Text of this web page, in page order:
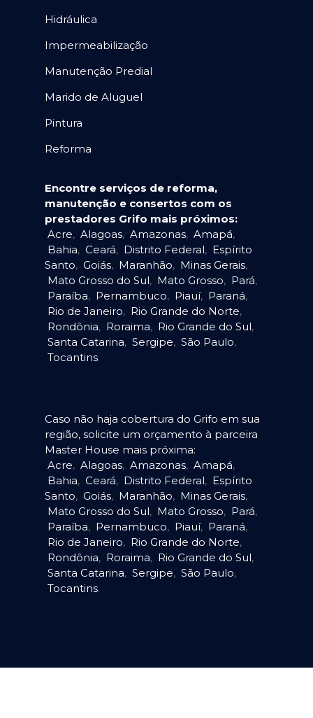
Hidráulica
Impermeabilização
Manutenção Predial
Marido de Aluguel
Pintura
Reforma
Encontre serviços de reforma,
manutenção e consertos com os
prestadores Grifo mais próximos:
Acre, Alagoas, Amazonas, Amapá,
Bahia, Ceará, Distrito Federal, Espírito
Santo, Goiás, Maranhão, Minas Gerais,
Mato Grosso do Sul, Mato Grosso, Pará,
Paraíba, Pernambuco, Piauí, Paraná,
Rio de Janeiro, Rio Grande do Norte,
Rondônia, Roraima, Rio Grande do Sul,
Santa Catarina, Sergipe, São Paulo,
Tocantins.
Caso não haja cobertura do Grifo em sua
região, solicite um orçamento à parceira
Master House mais próxima:
Acre, Alagoas, Amazonas, Amapá,
Bahia, Ceará, Distrito Federal, Espírito
Santo, Goiás, Maranhão, Minas Gerais,
Mato Grosso do Sul, Mato Grosso, Pará,
Paraíba, Pernambuco, Piauí, Paraná,
Rio de Janeiro, Rio Grande do Norte,
Rondônia, Roraima, Rio Grande do Sul,
Santa Catarina, Sergipe, São Paulo,
Tocantins.